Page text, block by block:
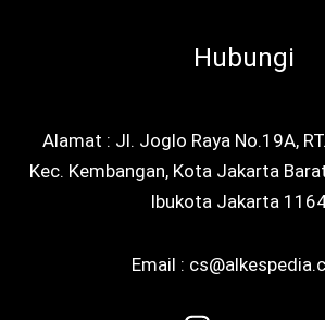
Hubungi
Alamat : Jl. Joglo Raya No.19A,
Kec. Kembangan, Kota Jakarta
Ibukota Jakarta
Email :